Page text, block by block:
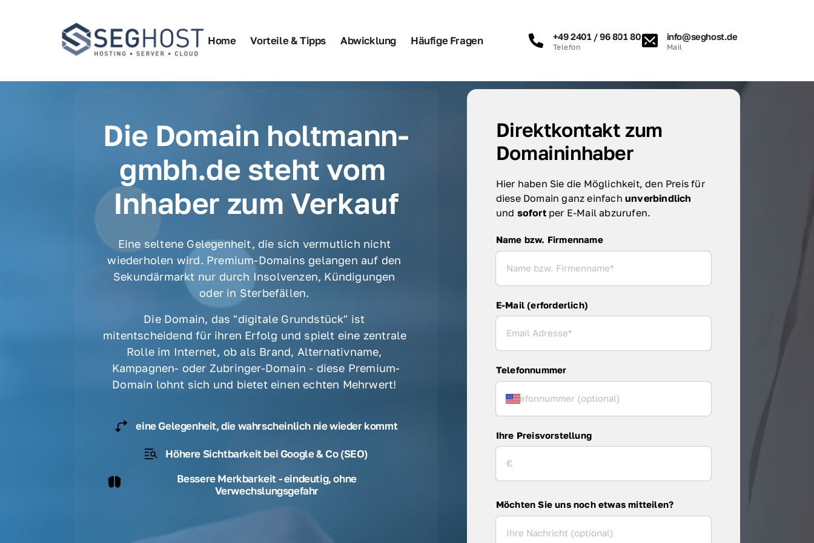
Home Vorteile & Tipps Abwicklung Häufige Fragen +49 2401 / 96 801 80
Telefon
info@seghost.de
Mail
Die Domain holtmann-
gmbh.de steht vom
Inhaber zum Verkauf
Eine seltene Gelegenheit, die sich vermutlich nicht
wiederholen wird. Premium-Domains gelangen auf den
Sekundärmarkt nur durch Insolvenzen, Kündigungen
oder in Sterbefällen.
Die Domain, das "digitale Grundstück" ist
mitentscheidend für ihren Erfolg und spielt eine zentrale
Rolle im Internet, ob als Brand, Alternativname,
Kampagnen- oder Zubringer-Domain - diese Premium-
Domain lohnt sich und bietet einen echten Mehrwert!
eine Gelegenheit, die wahrscheinlich nie wieder kommt
Höhere Sichtbarkeit bei Google & Co (SEO)
Bessere Merkbarkeit - eindeutig, ohne
Verwechslungsgefahr
Direktkontakt zum
Domaininhaber
Hier haben Sie die Möglichkeit, den Preis für
diese Domain ganz einfach
und sofort per E-Mail abzurufen.
Name bzw. Firmenname
Name bzw. Firmenname
E-Mail (erforderlich)
Telefonnummer
Ihre Preisvorstellung
Möchten Sie uns noch etwas mitteilen?